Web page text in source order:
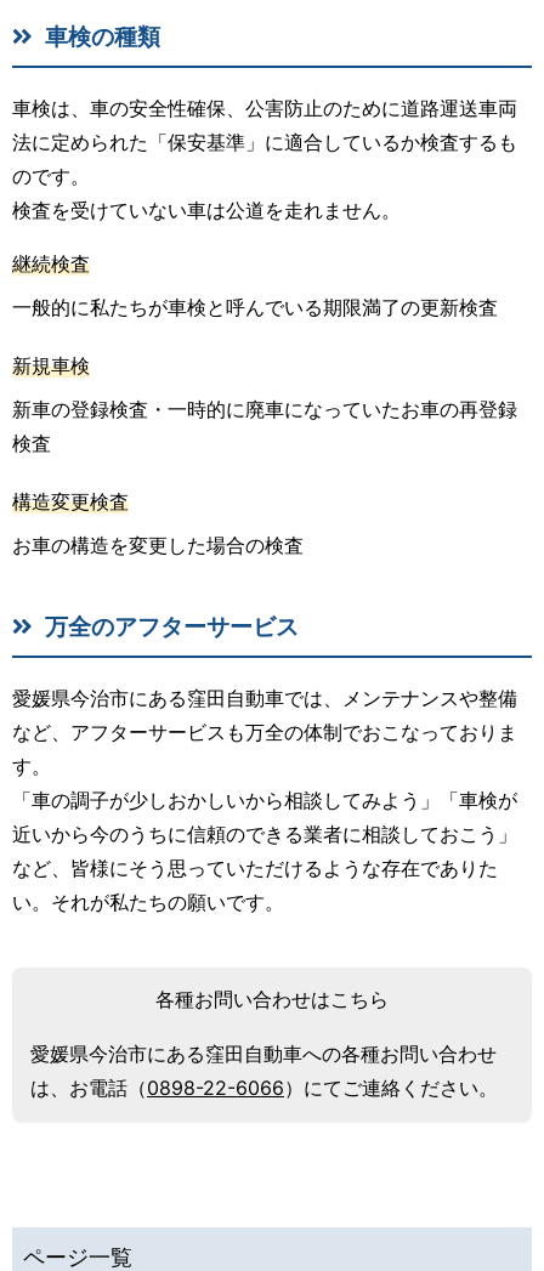
車検の種類
車検は、車の安全性確保、公害防止のために道路運送車両
法に定められた「保安基準」に適合しているか検査するも
のです。
検査を受けていない車は公道を走れません。
継続検査
一般的に私たちが車検と呼んでいる期限満了の更新検査
新規車検
新車の登録検査・一時的に廃車になっていたお車の再登録
検査
構造変更検査
お車の構造を変更した場合の検査
万全のアフターサービス
愛媛県今治市にある窪田自動車では、メンテナンスや整備
など、アフターサービスも万全の体制でおこなっておりま
す。
「車の調子が少しおかしいから相談してみよう」「車検が
近いから今のうちに信頼のできる業者に相談しておこう」
など、皆様にそう思っていただけるような存在でありた
い。それが私たちの願いです。
各種お問い合わせはこちら
愛媛県今治市にある窪田自動車への各種お問い合わせ
は、 お電話（0898-22-6066）にてご連絡ください。